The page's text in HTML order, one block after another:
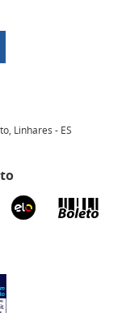
Linhares - ES